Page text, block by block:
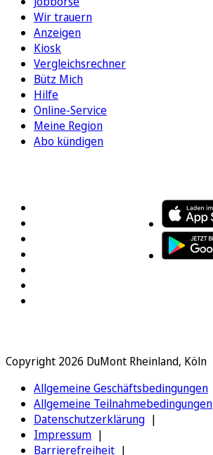
Wir trauern
Anzeigen
Kiosk
Vergleichsrechner
Bütz Mich
Hilfe
Online-Service
Meine Region
Abo kündigen
Copyright 2026 DuMont Rheinland, Köln
Allgemeine Geschäftsbedingungen
Allgemeine Teilnahmebedingungen
Datenschutzerklärung
Impressum
Barrierefreiheit